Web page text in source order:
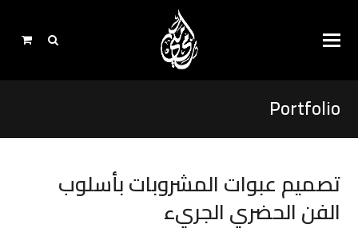
Portfolio
تصميم عبوات المشروبات بأسلوب
الفن الحضري الجريء